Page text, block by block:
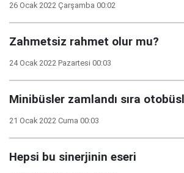
26 Ocak 2022 Çarşamba 00:02
Zahmetsiz rahmet olur mu?
24 Ocak 2022 Pazartesi 00:03
Minibüsler zamlandı sıra
21 Ocak 2022 Cuma 00:03
Hepsi bu sinerjinin eseri